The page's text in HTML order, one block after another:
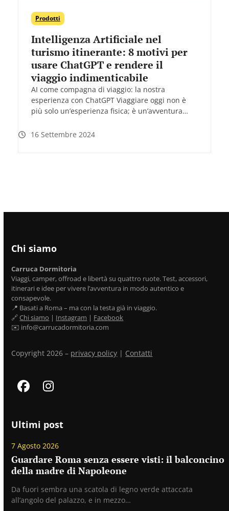
Prodotti
Intelligenza Artificiale nel
turismo itinerante: 8 motivi per
usare ChatGPT e rendere il
viaggio indimenticabile
AI come compagna di viaggio: la nostra
esperienza con ChatGPT Viaggiare oggi non è
più solo un’esperienza fisica; è un’avventura…
16 Settembre 2024
Chi siamo
Carruca Dormitoria
Viaggi, camper, offroad e libertà su quattro ruote. Test, accessori,
itinerari e idee per vivere l’avventura in modo autentico e
consapevole.
📍 Basati a Roma – ma con la testa già in viaggio.
🔗Chi siamo | Instagram | Facebook
✉️ info@carrucadormitoria.com
Copyright 2026 – privacy policy | Contatti
FacebookInstagram
Ultimi post
7 Agosto 2026
Guardare Roma senza essere visti: il balconcino
della madre di Napoleone
Da fuori sembra una scatola di legno verde attaccata
all’angolo del palazzo, e in mezzo…